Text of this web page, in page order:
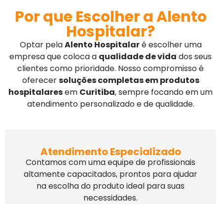
Por que Escolher a Alento
Hospitalar?
Optar pelaAlento Hospitalaré escolher uma
empresa que coloca a qualidade de vida dos seus
clientes como prioridade. Nosso compromisso é
oferecersoluções completas em produtos
hospitalaresem Curitiba, sempre focando em um
atendimento personalizado e de qualidade.
Atendimento Especializado
Contamos com uma equipe de profissionais
altamente capacitados, prontos para ajudar
na escolha do produto ideal para suas
necessidades.